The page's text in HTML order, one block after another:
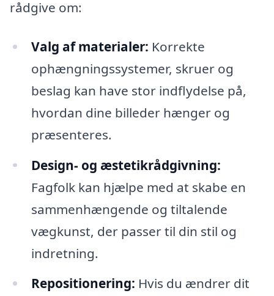
rådgive om:
Valg af materialer: Korrekte
ophængningssystemer, skruer og
beslag kan have stor indflydelse på,
hvordan dine billeder hænger og
præsenteres.
Design- og æstetikrådgivning:
Fagfolk kan hjælpe med at skabe en
sammenhængende og tiltalende
vægkunst, der passer til din stil og
indretning.
Repositionering: Hvis du ændrer dit